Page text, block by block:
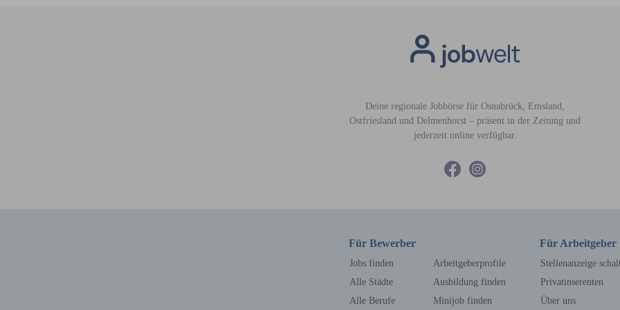
Deine regionale Jobbörse für Osnabrück, Emsland,
Ostfriesland und Delmenhorst – präsent in der Zeitung und
jederzeit online verfügbar.
Für Bewerber
Jobs finden
Alle Städte
Alle Berufe
Arbeitgeberprofile
Ausbildung finden
Minijob finden
Für Arbeitgeber
Stellenanzeige
Privatinserenten
Über uns